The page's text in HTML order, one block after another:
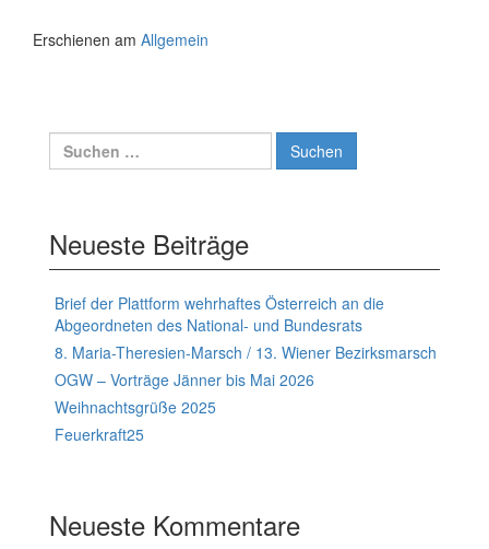
Erschienen am Allgemein
Suchen
nach:
Neueste Beiträge
Brief der Plattform wehrhaftes Österreich an die
Abgeordneten des National- und Bundesrats
8. Maria-Theresien-Marsch / 13. Wiener Bezirksmarsch
OGW – Vorträge Jänner bis Mai 2026
Weihnachtsgrüße 2025
Feuerkraft25
Neueste Kommentare